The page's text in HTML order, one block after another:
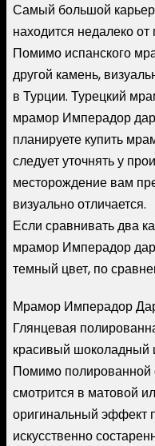
Самый большой
находится недалеко от
Помимо испанского
другой камень,
в Турции. Турецкий
мрамор Имперадор
планируете купить
следует уточнять у
месторождение вам
визуально отличается.
Если сравнивать два
мрамор Имперадор
темный цвет, по
Мрамор Имперадор
Глянцевая
красивый шоколадный
Помимо полированной
смотрится в матовой
оригинальный эффект
искусственно